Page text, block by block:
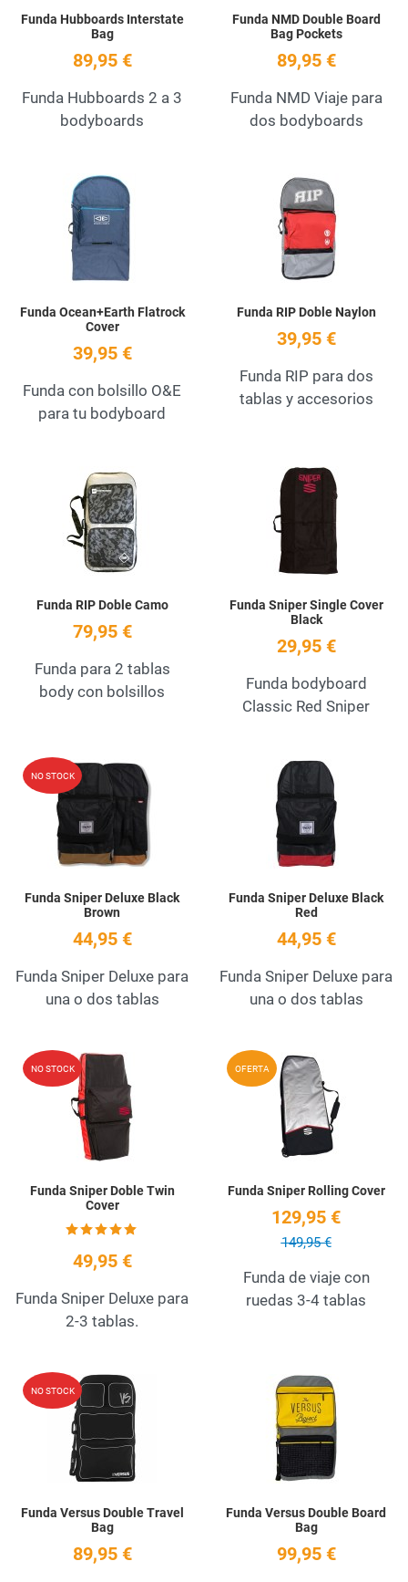
Funda Hubboards Interstate
Bag
89,95 €
Funda Hubboards 2 a 3
bodyboards
Funda NMD Double Board
Bag Pockets
89,95 €
Funda NMD Viaje para
dos bodyboards
Add to Wishlist
Funda Ocean+Earth Flatrock
Cover
39,95 €
Funda con bolsillo O&E
para tu bodyboard
Funda RIP Doble Naylon
39,95 €
Funda RIP para dos
tablas y accesorios
Add to Wishlist
Funda RIP Doble Camo
79,95 €
Funda para 2 tablas
body con bolsillos
Funda Sniper Single Cover
Black
29,95 €
Funda bodyboard
Classic Red Sniper
NO STOCK Add to Wishlist
Funda Sniper Deluxe Black
Brown
44,95 €
Funda Sniper Deluxe para
una o dos tablas
Funda Sniper Deluxe Black
Red
44,95 €
Funda Sniper Deluxe para
una o dos tablas
NO STOCK Add to Wishlist
Funda Sniper Doble Twin
Cover
49,95 €
Funda Sniper Deluxe para
2-3 tablas.
OFERTA
Funda Sniper Rolling Cover
129,95 €
149,95 €
Funda de viaje con
ruedas 3-4 tablas
NO STOCK Add to Wishlist
Funda Versus Double Travel
Bag
89,95 €
Funda Versus Double Board
Bag
99,95 €